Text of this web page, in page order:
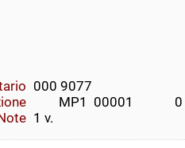
000 9077
        MP1  00001             0
1 v.